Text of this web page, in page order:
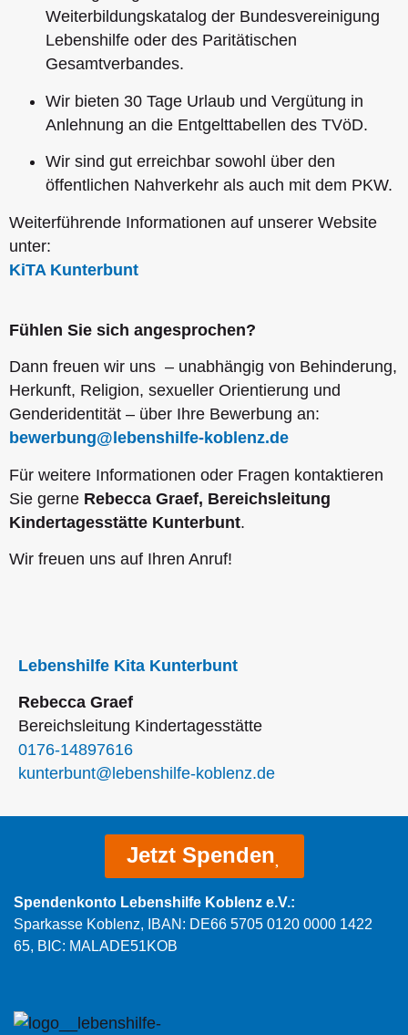
Weiterbildungskatalog der Bundesvereinigung
Lebenshilfe oder des Paritätischen
Gesamtverbandes.
Wir bieten 30 Tage Urlaub und Vergütung in
Anlehnung an die Entgelttabellen des TVöD.
Wir sind gut erreichbar sowohl über den
öffentlichen Nahverkehr als auch mit dem PKW.
Weiterführende Informationen auf unserer Website
unter:
KiTA Kunterbunt
Fühlen Sie sich angesprochen?
Dann freuen wir uns – unabhängig von Behinderung,
Herkunft, Religion, sexueller Orientierung und
Genderidentität – über Ihre Bewerbung an:
bewerbung@lebenshilfe-koblenz.de
Für weitere Informationen oder Fragen kontaktieren
Sie gerne Rebecca Graef, Bereichsleitung
Kindertagesstätte Kunterbunt.
Wir freuen uns auf Ihren Anruf!
Lebenshilfe Kita Kunterbunt
Rebecca Graef
Bereichsleitung Kindertagesstätte
0176-14897616
kunterbunt@lebenshilfe-koblenz.de
Jetzt Spenden
Spendenkonto Lebenshilfe Koblenz e.V.:
Sparkasse Koblenz, IBAN: DE66 5705 0120 0000 1422
65, BIC: MALADE51KOB